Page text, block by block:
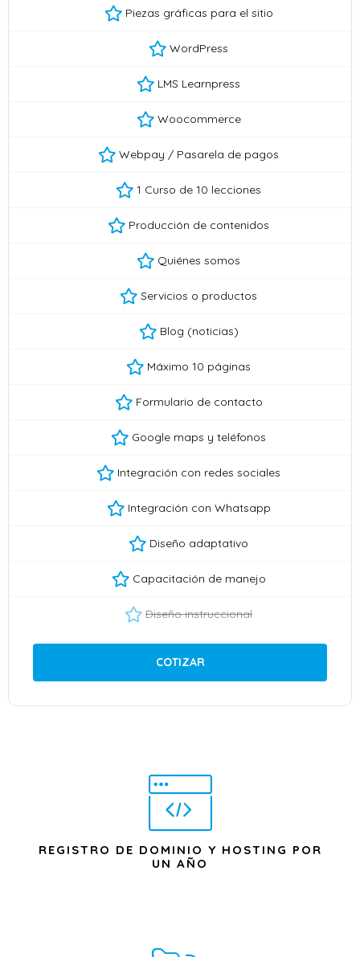
Piezas gráficas para el sitio
WordPress
LMS Learnpress
Woocommerce
Webpay / Pasarela de pagos
1 Curso de 10 lecciones
Producción de contenidos
Quiénes somos
Servicios o productos
Blog (noticias)
Máximo 10 páginas
Formulario de contacto
Google maps y teléfonos
Integración con redes sociales
Integración con Whatsapp
Diseño adaptativo
Capacitación de manejo
Diseño instruccional
COTIZAR
REGISTRO DE DOMINIO Y HOSTING POR
UN AÑO